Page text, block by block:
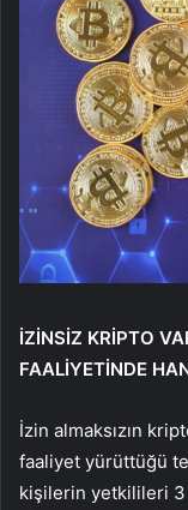
İZİNSİZ KRİPTO
FAALİYETİNDE
İzin almaksızın
faaliyet yürüttüğü
kişilerin yetkilileri 3